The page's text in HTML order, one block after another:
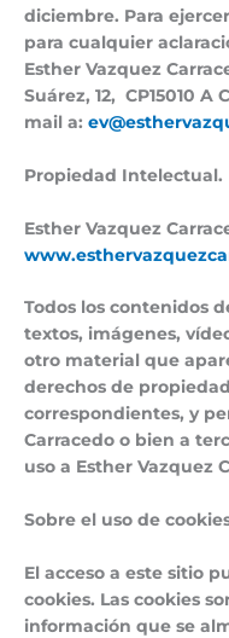
diciembre. Para
para cualquier
Esther Vazquez
Suárez, 12, CP15010
mail a:
Propiedad Intelectual.
Esther Vazquez
Todos los contenidos
textos, imágenes,
otro material que
derechos de
correspondientes, y
Carracedo o bien a
uso a Esther Vazquez
Sobre el uso de
El acceso a este sitio
cookies. Las cookies
información que se